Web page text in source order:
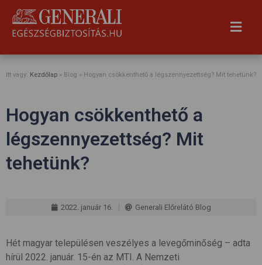
Itt vagy: Kezdőlap » Blog » Hogyan csökkenthető a légszennyezettség? Mit tehetünk?
Hogyan csökkenthető a
légszennyezettség? Mit
tehetünk?
2022. január 16. Generali Előrelátó Blog
Hét magyar településen veszélyes a levegőminőség – adta
hírül 2022. január. 15-én az MTI. A Nemzeti